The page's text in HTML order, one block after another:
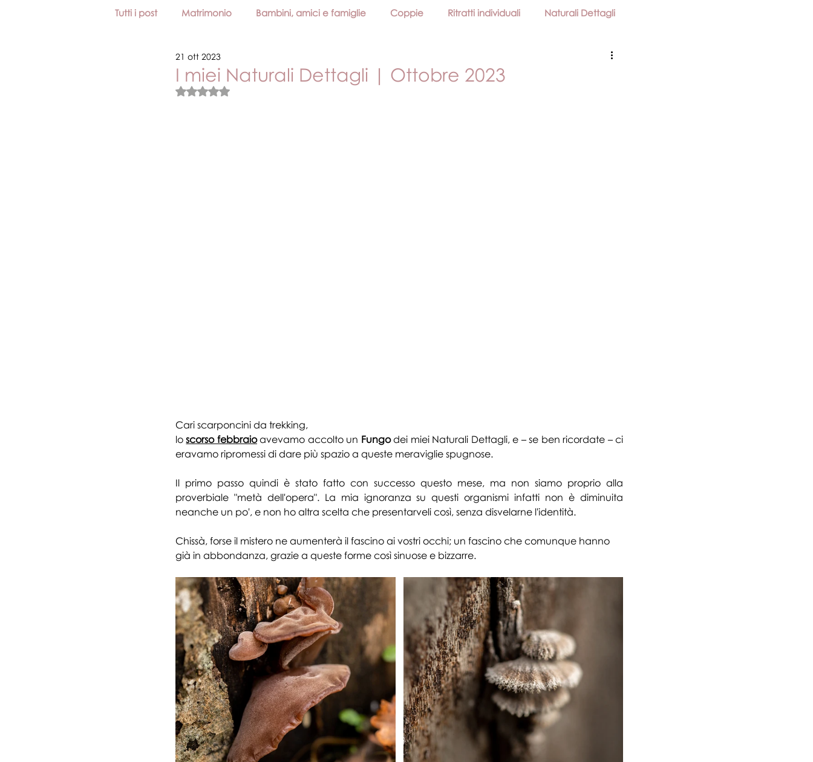
Tutti i post Matrimonio Bambini, amici e famiglie Coppie Ritratti individuali Naturali Dettagli
Novità e promozioni Professionisti, aziende e artisti
I miei Naturali Dettagli | Ottobre 2023
21 ott 2023
Valutazione NaN stelle su 5.
Cari scarponcini da trekking,
lo scorso febbraio avevamo accolto un Fungo dei miei Naturali Dettagli, e – se ben ricordate – ci
eravamo ripromessi di dare più spazio a queste meraviglie spugnose.
Il primo passo quindi è stato fatto con successo questo mese, ma non siamo proprio alla
proverbiale "metà dell'opera". La mia ignoranza su questi organismi infatti non è diminuita
neanche un po', e non ho altra scelta che presentarveli così, senza disvelarne l'identità.
Chissà, forse il mistero ne aumenterà il fascino ai vostri occhi; un fascino che comunque hanno
già in abbondanza, grazie a queste forme così sinuose e bizzarre.